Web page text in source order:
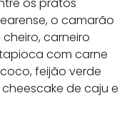
o camarão
carneiro
com carne
feijão verde
de caju e